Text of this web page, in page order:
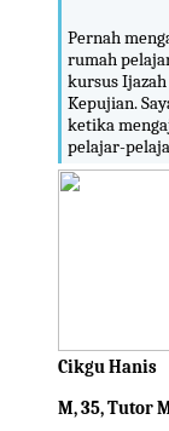
Pernah
rumah
kursus
Kepujian.
ketika
pelajar-
Cikgu Hanis
M, 35, Tutor